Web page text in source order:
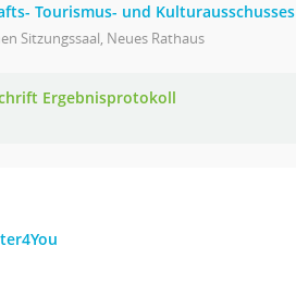
Tourismus- und Kulturausschusses
Sitzungssaal, Neues Rathaus
Ergebnisprotokoll